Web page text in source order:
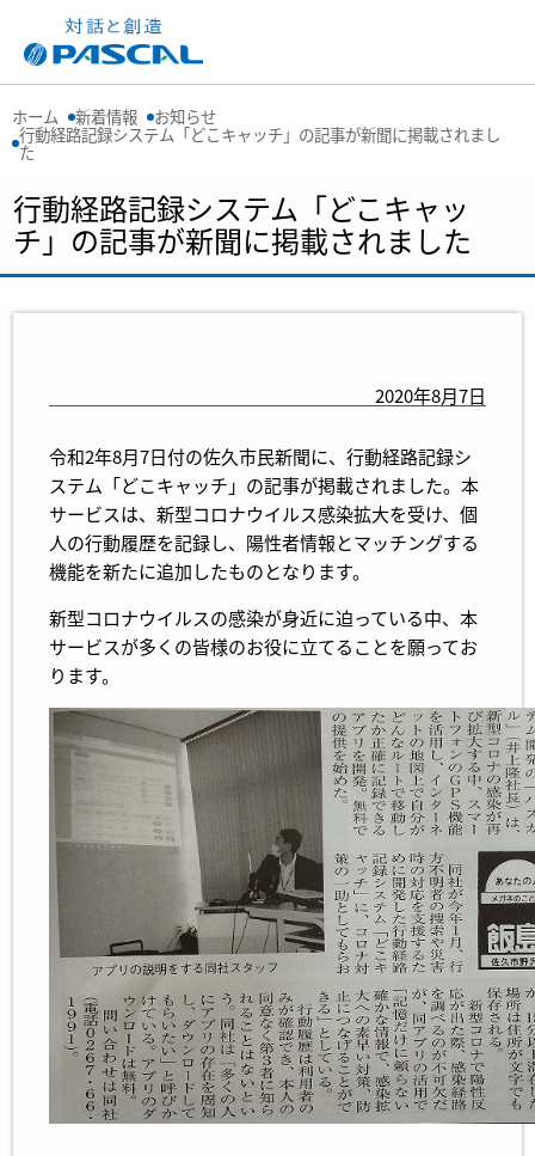
ホーム 新着情報 お知らせ
行動経路記録システム「どこキャッチ」の記事が新聞に掲載されまし
た
行動経路記録システム「どこキャッ
チ」の記事が新聞に掲載されました
2020年8月7日
令和2年8月7日付の佐久市民新聞に、行動経路記録シ
ステム「どこキャッチ」の記事が掲載されました。本
サービスは、新型コロナウイルス感染拡大を受け、個
人の行動履歴を記録し、陽性者情報とマッチングする
機能を新たに追加したものとなります。
新型コロナウイルスの感染が身近に迫っている中、本
サービスが多くの皆様のお役に立てることを願ってお
ります。